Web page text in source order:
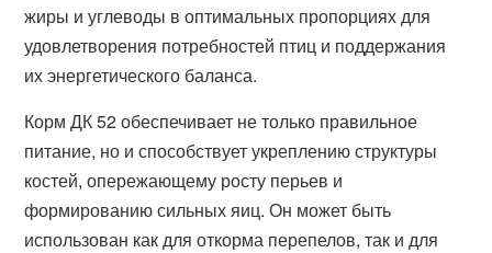
жиры и углеводы в оптимальных пропорциях для
удовлетворения потребностей птиц и поддержания
их энергетического баланса.
Корм ДК 52 обеспечивает не только правильное
питание, но и способствует укреплению структуры
костей, опережающему росту перьев и
формированию сильных яиц. Он может быть
использован как для откорма перепелов, так и для